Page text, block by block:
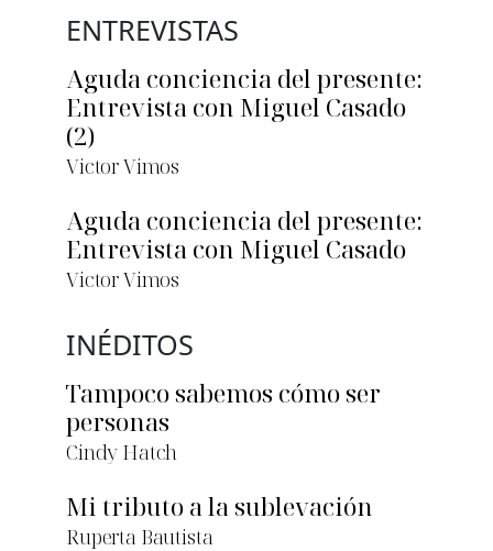
ENTREVISTAS
Aguda conciencia del presente:
Entrevista con Miguel Casado
(2)
Victor Vimos
Aguda conciencia del presente:
Entrevista con Miguel Casado
Victor Vimos
INÉDITOS
Tampoco sabemos cómo ser
personas
Cindy Hatch
Mi tributo a la sublevación
Ruperta Bautista